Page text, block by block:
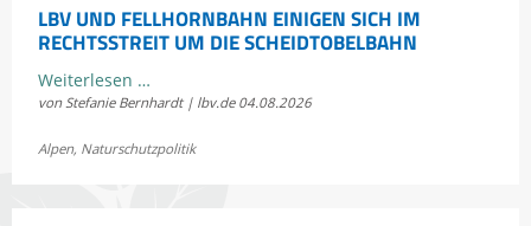
LBV UND FELLHORNBAHN EINIGEN SICH IM
RECHTSSTREIT UM DIE SCHEIDTOBELBAHN
Weiterlesen …LBV
und
einigen
von Stefanie Bernhardt | lbv.de 04.08.2026
Alpen, Naturschutzpolitik